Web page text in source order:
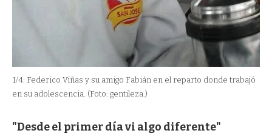
1/4: Federico Viñas y su amigo Fabián en el reparto donde trabajó
en su adolescencia. (Foto: gentileza.)
"Desde el primer día vi algo diferente"